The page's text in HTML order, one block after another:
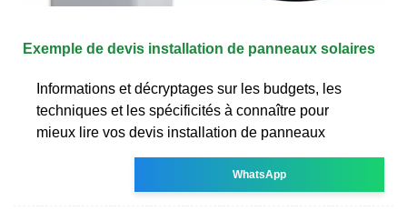
Exemple de devis installation de panneaux solaires
Informations et décryptages sur les budgets, les
techniques et les spécificités à connaître pour
mieux lire vos devis installation de panneaux
WhatsApp